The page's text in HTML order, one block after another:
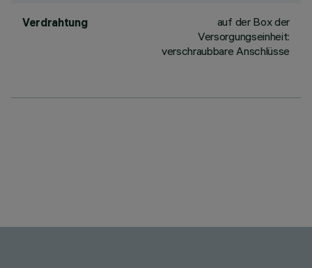
Verdrahtung
auf der Box der
Versorgungseinheit:
verschraubbare Anschlüsse